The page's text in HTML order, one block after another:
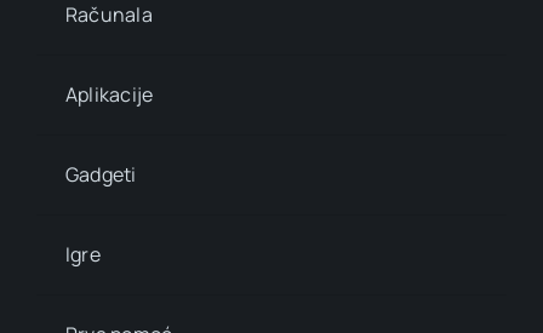
Računala
Aplikacije
Gadgeti
Igre